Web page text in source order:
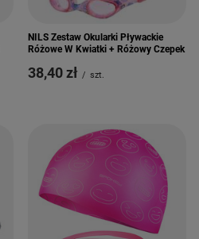
NILS Zestaw Okularki Pływackie
Różowe W Kwiatki + Różowy Czepek
38,40 zł / szt.